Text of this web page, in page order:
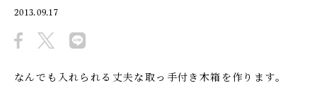
2013.09.17
なんでも入れられる丈夫な取っ手付き木箱を作ります。